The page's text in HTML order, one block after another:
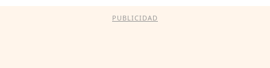
PUBLICIDAD